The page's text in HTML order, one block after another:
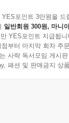
포인트 3만원을 드
일반회원 300원, 마니
YES포인트 지급됩니
부터 마지막 회차 주
사락 독서모임 게시
패션 및 판매금지 상